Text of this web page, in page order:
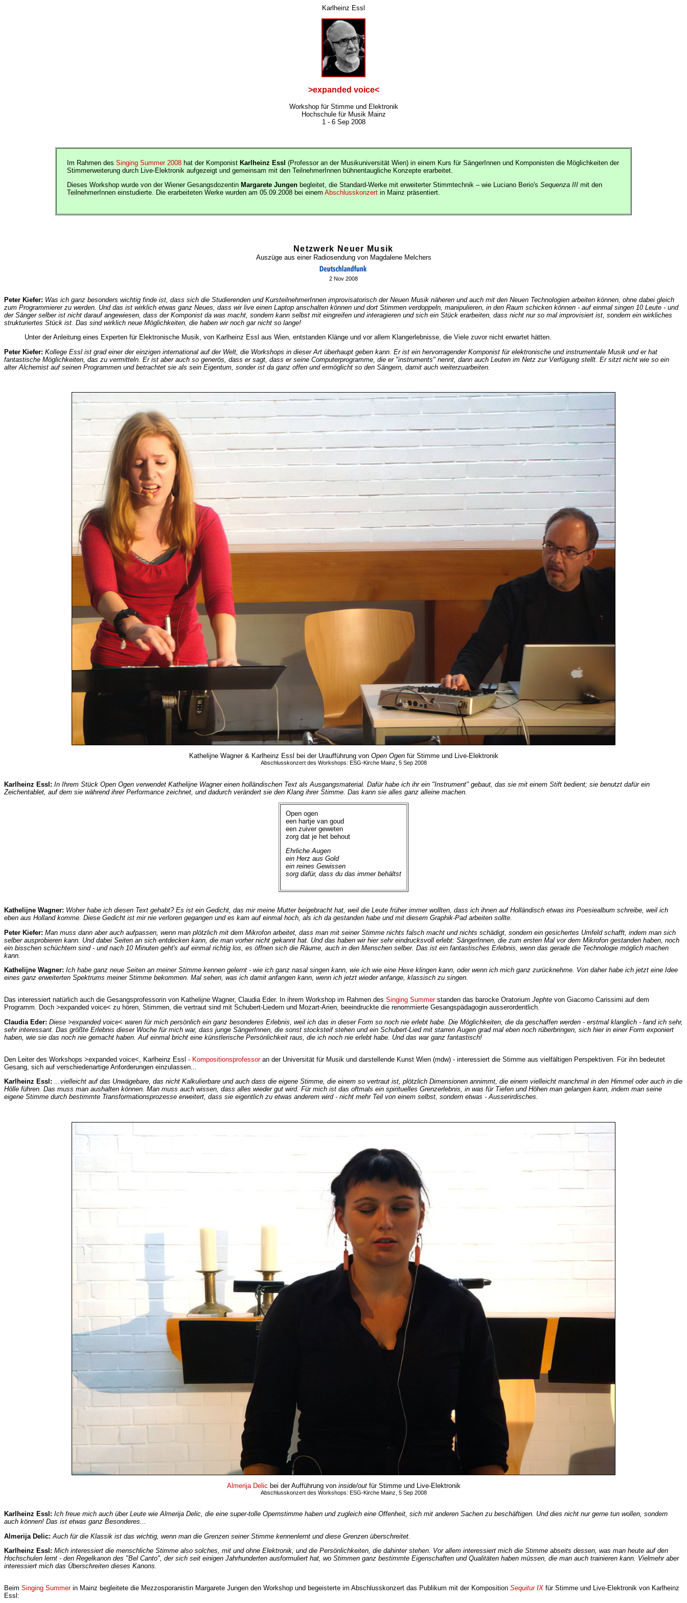
Karlheinz Essl
>expanded voice<
Workshop für Stimme und Elektronik
Hochschule für Musik Mainz
1 - 6 Sep 2008
Im Rahmen des Singing Summer 2008 hat der Komponist Karlheinz Essl (Professor an der Musikuniversität Wien) in einem Kurs für SängerInnen und Komponisten die Möglichkeiten der
Stimmerweiterung durch Live-Elektronik aufgezeigt und gemeinsam mit den TeilnehmerInnen bühnentaugliche Konzepte erarbeitet.
Dieses Workshop wurde von der Wiener Gesangsdozentin Margarete Jungen begleitet, die Standard-Werke mit erweiterter Stimmtechnik – wie Luciano Berio's Sequenza III mit den
TeilnehmerInnen einstudierte. Die erarbeiteten Werke wurden am 05.09.2008 bei einem Abschlusskonzert in Mainz präsentiert.
Netzwerk Neuer Musik
Auszüge aus einer Radiosendung von Magdalene Melchers
2 Nov 2008
Peter Kiefer: Was ich ganz besonders wichtig finde ist, dass sich die Studierenden und KursteilnehmerInnen improvisatorisch der Neuen Musik näheren und auch mit den Neuen Technologien arbeiten können, ohne dabei gleich
zum Programmierer zu werden. Und das ist wirklich etwas ganz Neues, dass wir live einen Laptop anschalten können und dort Stimmen verdoppeln, manipulieren, in den Raum schicken können - auf einmal singen 10 Leute - und
der Sänger selber ist nicht darauf angewiesen, dass der Komponist da was macht, sondern kann selbst mit eingreifen und interagieren und sich ein Stück erarbeiten, dass nicht nur so mal improvisiert ist, sondern ein wirkliches
strukturiertes Stück ist. Das sind wirklich neue Möglichkeiten, die haben wir noch gar nicht so lange!
Unter der Anleitung eines Experten für Elektronische Musik, von Karlheinz Essl aus Wien, entstanden Klänge und vor allem Klangerlebnisse, die Viele zuvor nicht erwartet hätten.
Peter Kiefer: Kollege Essl ist grad einer der einzigen international auf der Welt, die Workshops in dieser Art überhaupt geben kann. Er ist ein hervorragender Komponist für elektronische und instrumentale Musik und er hat
fantastische Möglichkeiten, das zu vermitteln. Er ist aber auch so generös, dass er sagt, dass er seine Computerprogramme, die er "instruments" nennt, dann auch Leuten im Netz zur Verfügung stellt. Er sitzt nicht wie so ein
alter Alchemist auf seinen Programmen und betrachtet sie als sein Eigentum, sonder ist da ganz offen und ermöglicht so den Sängern, damit auch weiterzuarbeiten.
Kathelijne Wagner & Karlheinz Essl bei der Uraufführung von Open Ogenfür Stimme und Live-Elektronik
Abschlusskonzert des Workshops: ESG-Kirche Mainz, 5 Sep 2008
Karlheinz Essl: In Ihrem Stück Open Ogen verwendet Kathelijne Wagner einen holländischen Text als Ausgangsmaterial. Dafür habe ich ihr ein "Instrument" gebaut, das sie mit einem Stift bedient; sie benutzt dafür ein
Zeichentablet, auf dem sie während ihrer Performance zeichnet, und dadurch verändert sie den Klang ihrer Stimme. Das kann sie alles ganz alleine machen.
Open ogen
een hartje van goud
een zuiver geweten
zorg dat je het behout
Ehrliche Augen
ein Herz aus Gold
ein reines Gewissen
sorg dafür, dass du das immer behältst
Kathelijne Wagner: Woher habe ich diesen Text gehabt? Es ist ein Gedicht, das mir meine Mutter beigebracht hat, weil die Leute früher immer wollten, dass ich ihnen auf Holländisch etwas ins Poesiealbum schreibe, weil ich
eben aus Holland komme. Diese Gedicht ist mir nie verloren gegangen und es kam auf einmal hoch, als ich da gestanden habe und mit diesem Graphik-Pad arbeiten sollte.
Peter Kiefer: Man muss dann aber auch aufpassen, wenn man plötzlich mit dem Mikrofon arbeitet, dass man mit seiner Stimme nichts falsch macht und nichts schädigt, sondern ein gesichertes Umfeld schafft, indem man sich
selber ausprobieren kann. Und dabei Seiten an sich entdecken kann, die man vorher nicht gekannt hat. Und das haben wir hier sehr eindrucksvoll erlebt: SängerInnen, die zum ersten Mal vor dem Mikrofon gestanden haben, noch
ein bisschen schüchtern sind - und nach 10 Minuten geht's auf einmal richtig los, es öffnen sich die Räume, auch in den Menschen selber. Das ist ein fantastisches Erlebnis, wenn das gerade die Technologie möglich machen
kann.
Kathelijne Wagner: Ich habe ganz neue Seiten an meiner Stimme kennen gelernt - wie ich ganz nasal singen kann, wie ich wie eine Hexe klingen kann, oder wenn ich mich ganz zurücknehme. Von daher habe ich jetzt eine Idee
eines ganz erweiterten Spektrums meiner Stimme bekommen. Mal sehen, was ich damit anfangen kann, wenn ich jetzt wieder anfange, klassisch zu singen.
Das interessiert natürlich auch die Gesangsprofessorin von Kathelijne Wagner, Claudia Eder. In ihrem Workshop im Rahmen des Singing Summerstanden das barocke Oratorium Jephte von Giacomo Carissimi auf dem
Programm. Doch >expanded voice< zu hören, Stimmen, die vertraut sind mit Schubert-Liedern und Mozart-Arien, beeindruckte die renommierte Gesangspädagogin ausserordentlich.
Claudia Eder: Diese >expanded voice< waren für mich persönlich ein ganz besonderes Erlebnis, weil ich das in dieser Form so noch nie erlebt habe. Die Möglichkeiten, die da geschaffen werden - erstmal klanglich - fand ich sehr,
sehr interessant. Das größte Erlebnis dieser Woche für mich war, dass junge SängerInnen, die sonst stocksteif stehen und ein Schubert-Lied mit starren Augen grad mal eben noch rüberbringen, sich hier in einer Form exponiert
haben, wie sie das noch nie gemacht haben. Auf einmal bricht eine künstlerische Persönlichkeit raus, die ich noch nie erlebt habe. Und das war ganz fantastisch!
Den Leiter des Workshops >expanded voice<, Karlheinz Essl - Kompositionsprofessoran der Universität für Musik und darstellende Kunst Wien (mdw) - interessiert die Stimme aus vielfältigen Perspektiven. Für ihn bedeutet
Gesang, sich auf verschiedenartige Anforderungen einzulassen...
Karlheinz Essl: ...vielleicht auf das Unwägebare, das nicht Kalkulierbare und auch dass die eigene Stimme, die einem so vertraut ist, plötzlich Dimensionen annimmt, die einem vielleicht manchmal in den Himmel oder auch in die
Hölle führen. Das muss man aushalten können. Man muss auch wissen, dass alles wieder gut wird. Für mich ist das oftmals ein spirituelles Grenzerlebnis, in was für Tiefen und Höhen man gelangen kann, indem man seine
eigene Stimme durch bestimmte Transformationsprozesse erweitert, dass sie eigentlich zu etwas anderem wird - nicht mehr Teil von einem selbst, sondern etwas - Ausserirdisches.
Almerija Delic bei der Aufführung von inside/outfür Stimme und Live-Elektronik
Abschlusskonzert des Workshops: ESG-Kirche Mainz, 5 Sep 2008
Karlheinz Essl: Ich freue mich auch über Leute wie Almerija Delic, die eine super-tolle Opernstimme haben und zugleich eine Offenheit, sich mit anderen Sachen zu beschäftigen. Und dies nicht nur gerne tun wollen, sondern
auch können! Das ist etwas ganz Besonderes...
Almerija Delic: Auch für die Klassik ist das wichtig, wenn man die Grenzen seiner Stimme kennenlernt und diese Grenzen überschreitet.
Karlheinz Essl: Mich interessiert die menschliche Stimme also solches, mit und ohne Elektronik, und die Persönlichkeiten, die dahinter stehen. Vor allem interessiert mich die Stimme abseits dessen, was man heute auf den
Hochschulen lernt - den Regelkanon des "Bel Canto", der sich seit einigen Jahrhunderten ausformuliert hat, wo Stimmen ganz bestimmte Eigenschaften und Qualitäten haben müssen, die man auch trainieren kann. Vielmehr aber
interessiert mich das Überschreiten dieses Kanons.
Beim Singing Summerin Mainz begleitete die Mezzosporanistin Margarete Jungen den Workshop und begeisterte im Abschlusskonzert das Publikum mit der Komposition Sequitur IX für Stimme und Live-Elektronik von Karlheinz
Essl: